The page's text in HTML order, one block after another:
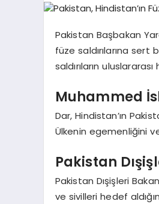
Pakistan Başbakan
füze saldırılarına sert
saldırıların
Muhammed
Dar, Hindistan’ın
Ülkenin egemenliğini
Pakistan
Pakistan Dışişleri
ve sivilleri hedef